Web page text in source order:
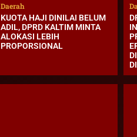
Daerah
KUOTA HAJI DINILAI BELUM
ADIL, DPRD KALTIM MINTA
ALOKASI LEBIH
PROPORSIONAL